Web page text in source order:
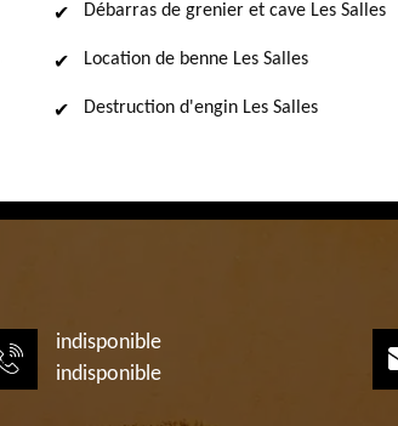
Débarras de grenier et cave Les Salles
Location de benne Les Salles
Destruction d'engin Les Salles
indisponible
indisponible